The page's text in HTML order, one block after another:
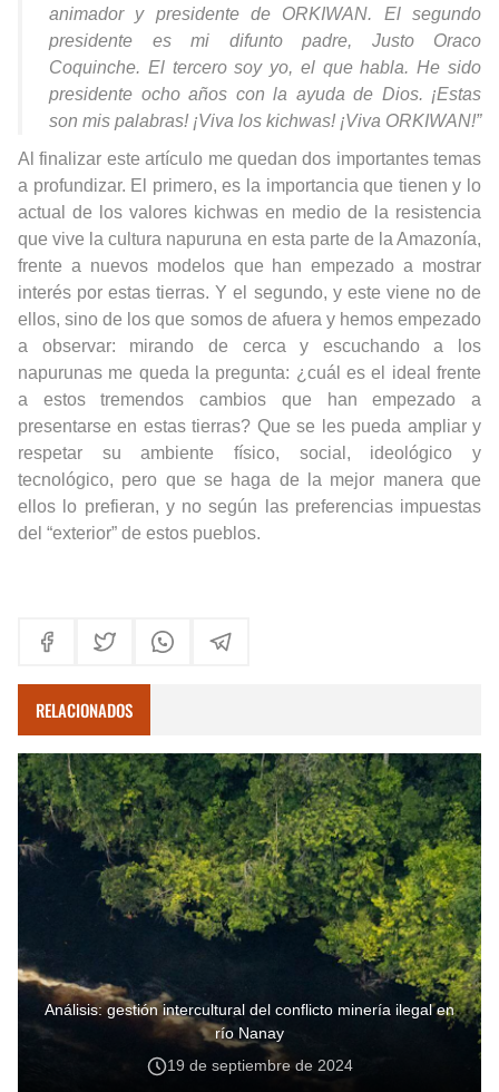
animador y presidente de ORKIWAN. El segundo
presidente es mi difunto padre, Justo Oraco
Coquinche. El tercero soy yo, el que habla. He sido
presidente ocho años con la ayuda de Dios. ¡Estas
son mis palabras! ¡Viva los kichwas! ¡Viva ORKIWAN!”
Al finalizar este artículo me quedan dos importantes temas
a profundizar. El primero, es la importancia que tienen y lo
actual de los valores kichwas en medio de la resistencia
que vive la cultura napuruna en esta parte de la Amazonía,
frente a nuevos modelos que han empezado a mostrar
interés por estas tierras. Y el segundo, y este viene no de
ellos, sino de los que somos de afuera y hemos empezado
a observar: mirando de cerca y escuchando a los
napurunas me queda la pregunta: ¿cuál es el ideal frente
a estos tremendos cambios que han empezado a
presentarse en estas tierras? Que se les pueda ampliar y
respetar su ambiente físico, social, ideológico y
tecnológico, pero que se haga de la mejor manera que
ellos lo prefieran, y no según las preferencias impuestas
del “exterior” de estos pueblos.
RELACIONADOS
Análisis: gestión intercultural del conflicto minería ilegal en
río Nanay
19 de septiembre de 2024